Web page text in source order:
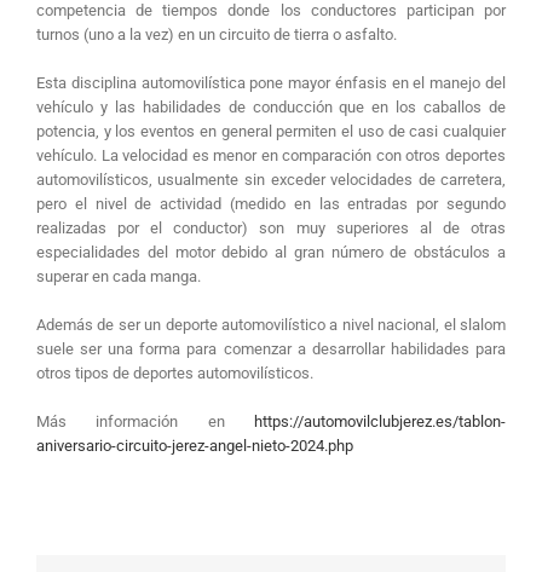
competencia de tiempos donde los conductores participan por
turnos (uno a la vez) en un circuito de tierra o asfalto.
Esta disciplina automovilística pone mayor énfasis en el manejo del
vehículo y las habilidades de conducción que en los caballos de
potencia, y los eventos en general permiten el uso de casi cualquier
vehículo. La velocidad es menor en comparación con otros deportes
automovilísticos, usualmente sin exceder velocidades de carretera,
pero el nivel de actividad (medido en las entradas por segundo
realizadas por el conductor) son muy superiores al de otras
especialidades del motor debido al gran número de obstáculos a
superar en cada manga.
Además de ser un deporte automovilístico a nivel nacional, el slalom
suele ser una forma para comenzar a desarrollar habilidades para
otros tipos de deportes automovilísticos.
Más información en
https://automovilclubjerez.es/tablon-
aniversario-circuito-jerez-angel-nieto-2024.php